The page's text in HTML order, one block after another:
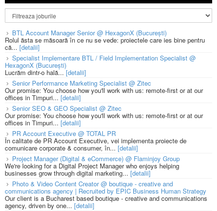
BTL Account Manager Senior @ HexagonX (București)
Rolul ăsta se măsoară în ce nu se vede: proiectele care ies bine pentru
că... [detalii]
Specialist Implementare BTL / Field Implementation Specialist @
HexagonX (București)
Lucrăm dintr-o hală...[detalii]
Senior Performance Marketing Specialist @ Zitec
Our promise: You choose how you'll work with us: remote-first or at our
offices in Timpuri... [detalii]
Senior SEO & GEO Specialist @ Zitec
Our promise: You choose how you'll work with us: remote-first or at our
offices in Timpuri... [detalii]
PR Account Executive @ TOTAL PR
În calitate de PR Account Executive, vei implementa proiecte de
comunicare corporate & consumer, în... [detalii]
Project Manager (Digital & eCommerce) @ Flaminjoy Group
We're looking for a Digital Project Manager who enjoys helping
businesses grow through digital marketing... [detalii]
Photo & Video Content Creator @ boutique - creative and
communications agency | Recruited by EPIC Business Human Strategy
Our client is a Bucharest based boutique - creative and communications
agency, driven by one... [detalii]